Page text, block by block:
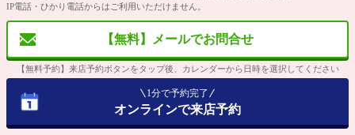
IP電話・ひかり電話からはご利用いただけません。
【無料】メールでお問合せ
【無料予約】来店予約ボタンをタップ後、カレンダーから日時を選択してください
1分で予約完了
オンラインで来店予約